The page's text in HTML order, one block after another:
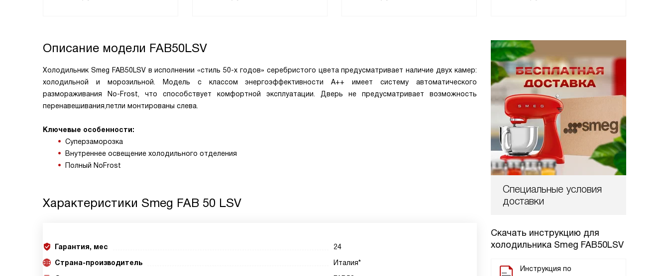
Специальные условия
доставки
Скачать инструкцию для
холодильника Smeg FAB50LSV
Инструкция по
Описание модели FAB50LSV
Холодильник Smeg FAB50LSV в исполнении «стиль 50-х годов» серебристого цвета предусматривает наличие двух камер:
холодильной и морозильной. Модель с классом энергоэффективности А++ имеет систему автоматического
размораживания No-Frost, что способствует комфортной эксплуатации. Дверь не предусматривает возможность
перенавешивания,петли монтированы слева.
Ключевые особенности:
Суперзаморозка
Внутреннее освещение холодильного отделения
Полный NoFrost
Характеристики Smeg FAB 50 LSV
Гарантия, мес
24
Страна-производитель
Италия*